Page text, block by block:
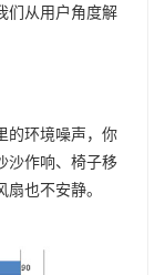
从用户角度解
环境噪声，你
沙作响、椅子移
也不安静。